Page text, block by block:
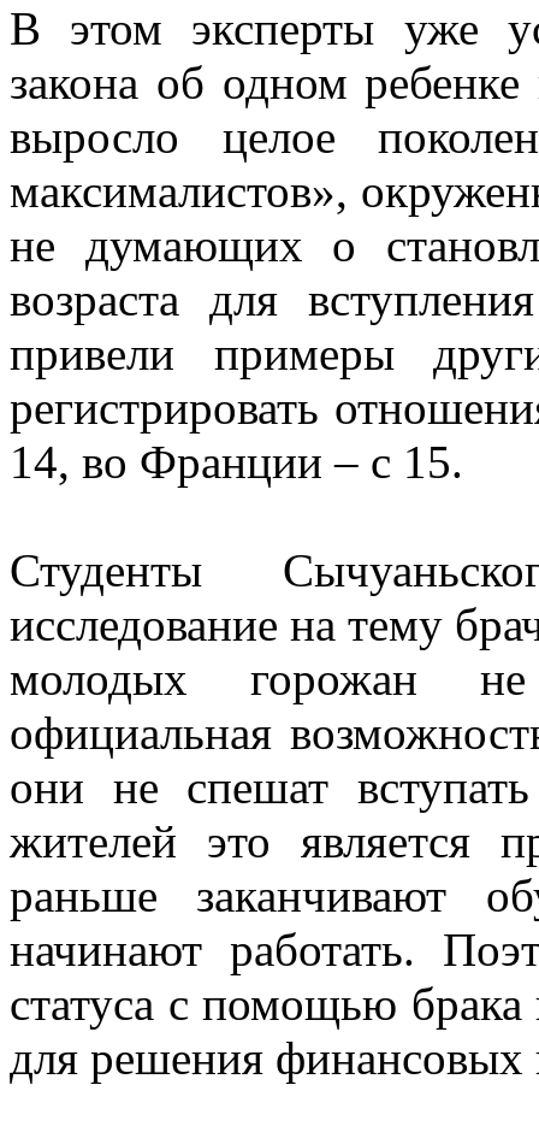
В этом эксперты уже
закона об одном
выросло целое
максималистов»,
не думающих о
возраста для
привели примеры
регистрировать
14, во Франции – с 15.
Студенты
исследование на тему
молодых горожан
официальная
они не спешат
жителей это является
раньше заканчивают
начинают работать.
статуса с помощью
для решения